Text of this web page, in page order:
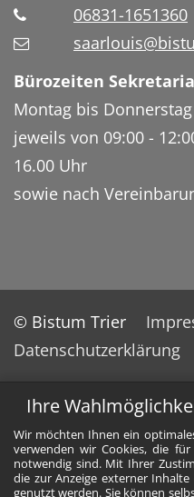
Ihre
Wir möchten Ihnen ein
verwenden wir Cookies, die
notwendig sind. Mit Ihrer
die zur Anzeige externer
genutzt werden. Sie können
06831-1651360
Bürozeiten
Montag bis Donnerstag
jeweils von 09:00 -
16.00 Uhr
sowie nach
© Bistum Trier
Datenschutzerklärung